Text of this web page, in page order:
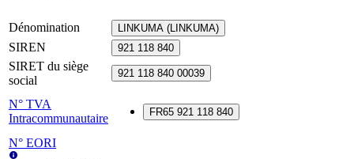
Dénomination LINKUMA (LINKUMA)
SIREN 921 118 840
SIRET du siège
social
921 118 840 00039
N° TVA
Intracommunautaire
FR65 921 118 840
N° EORI